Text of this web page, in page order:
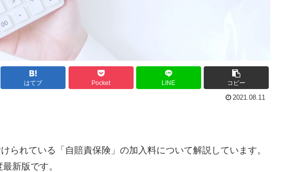
はてブ Pocket LINE コピー
2021.08.11
られている「自賠責保険」の加入料について解説しています。
新版です。